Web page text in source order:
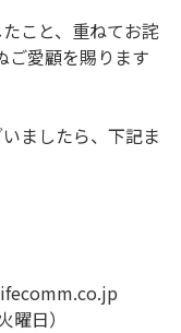
こと、重ねてお詫
ご愛顧を賜ります
ましたら、下記ま
日）